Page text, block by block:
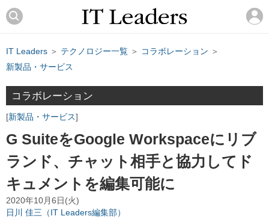
IT Leaders ＞ テクノロジー一覧 ＞ コラボレーション ＞
新製品・サービス
コラボレーション
新製品・サービス
G SuiteをGoogle Workspaceにリブ
ランド、チャット相手と協力してド
キュメントを編集可能に
2020年10月6日(火)
日川 佳三（IT Leaders編集部）